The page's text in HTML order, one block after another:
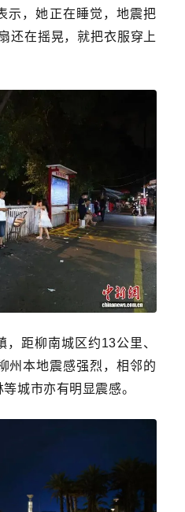
示，她正在睡觉，地震把
还在摇晃，就把衣服穿上
距柳南城区约13公里、
州本地震感强烈，相邻的
城市亦有明显震感。